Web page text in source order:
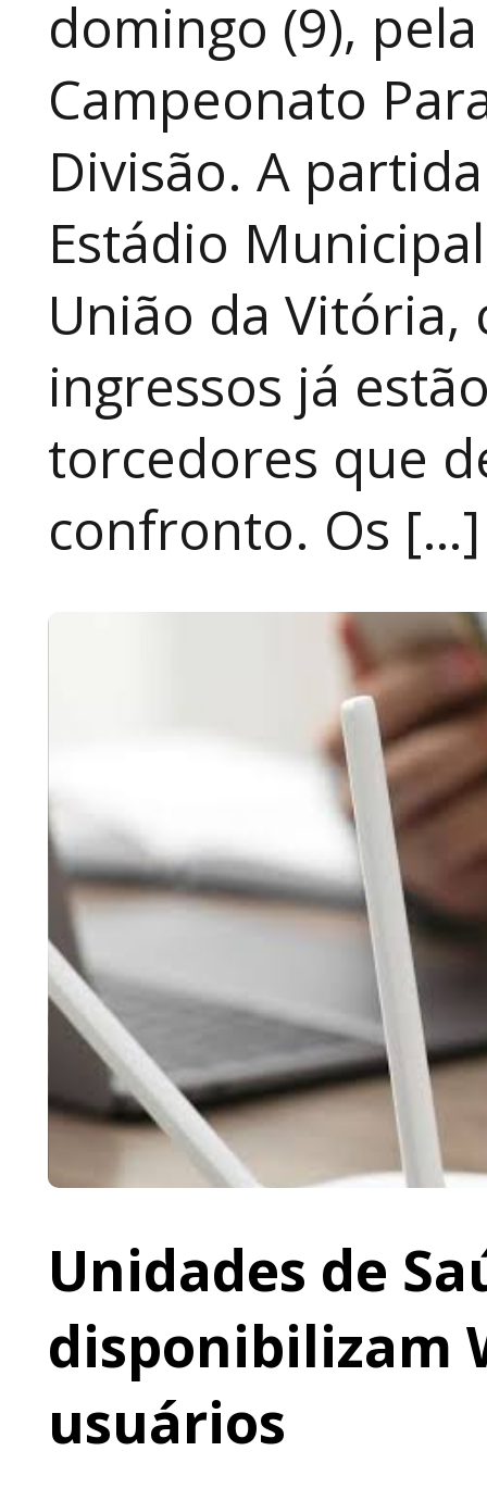
domingo (9),
Campeonato
Divisão. A
Estádio
União da Vitória,
ingressos já
torcedores que
confronto. Os […]
Unidades de
disponibilizam
usuários